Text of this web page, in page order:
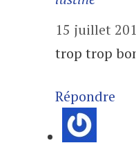
15 juillet
trop trop
Répondre